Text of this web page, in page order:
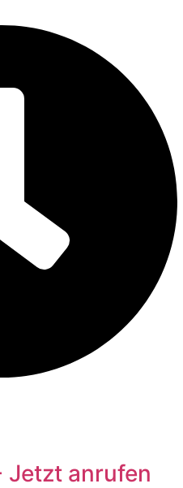
Jetzt anrufen